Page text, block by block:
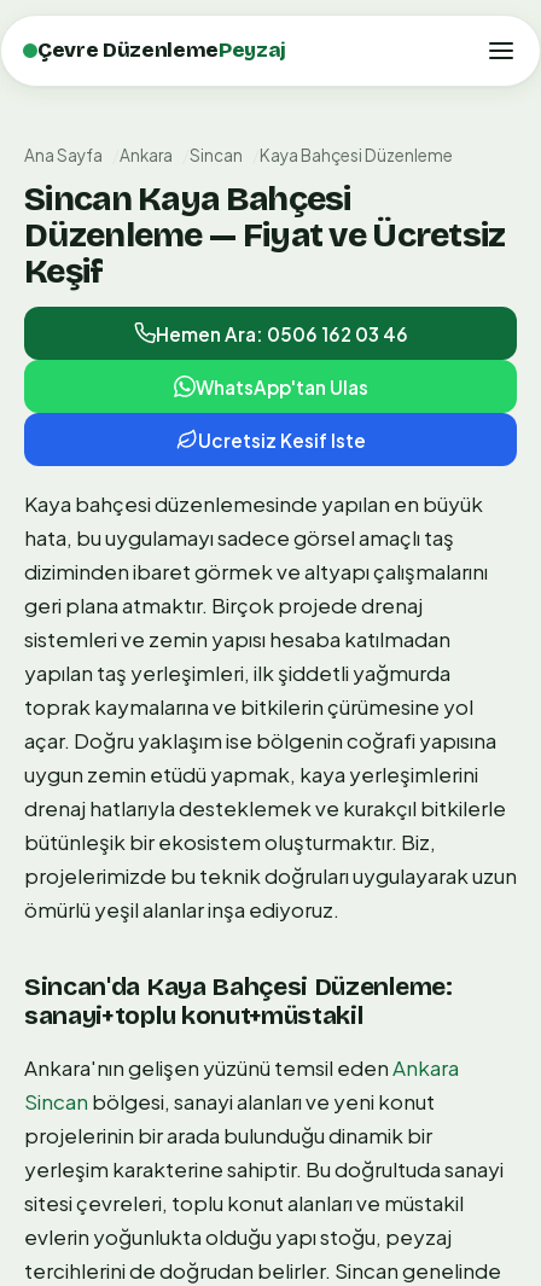
Çevre DüzenlemePeyzaj
Ana Sayfa Ankara Sincan Kaya Bahçesi Düzenleme
Sincan Kaya Bahçesi
Düzenleme — Fiyat ve Ücretsiz
Keşif
Hemen Ara: 0506 162 03 46
WhatsApp'tan Ulas
Ucretsiz Kesif Iste
Kaya bahçesi düzenlemesinde yapılan en büyük
hata, bu uygulamayı sadece görsel amaçlı taş
diziminden ibaret görmek ve altyapı çalışmalarını
geri plana atmaktır. Birçok projede drenaj
sistemleri ve zemin yapısı hesaba katılmadan
yapılan taş yerleşimleri, ilk şiddetli yağmurda
toprak kaymalarına ve bitkilerin çürümesine yol
açar. Doğru yaklaşım ise bölgenin coğrafi yapısına
uygun zemin etüdü yapmak, kaya yerleşimlerini
drenaj hatlarıyla desteklemek ve kurakçıl bitkilerle
bütünleşik bir ekosistem oluşturmaktır. Biz,
projelerimizde bu teknik doğruları uygulayarak uzun
ömürlü yeşil alanlar inşa ediyoruz.
Sincan'da Kaya Bahçesi Düzenleme:
sanayi+toplu konut+müstakil
Ankara'nın gelişen yüzünü temsil edenAnkara
Sincan bölgesi, sanayi alanları ve yeni konut
projelerinin bir arada bulunduğu dinamik bir
yerleşim karakterine sahiptir. Bu doğrultuda sanayi
sitesi çevreleri, toplu konut alanları ve müstakil
evlerin yoğunlukta olduğu yapı stoğu, peyzaj
tercihlerini de doğrudan belirler. Sincan genelinde